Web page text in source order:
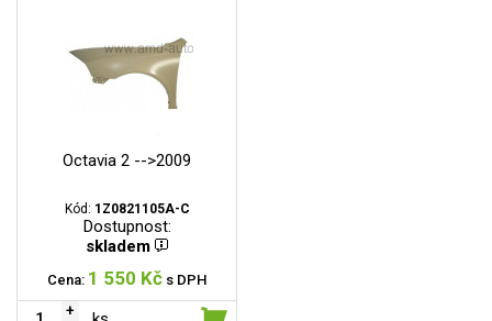
Octavia 2 -->2009
Kód: 1Z0821105A-C
Dostupnost:
skladem
Cena: 1 550 Kč s DPH